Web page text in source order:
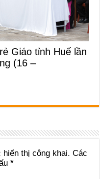
Giáo tỉnh Huế lần
(16 –
thị công khai. Các
*